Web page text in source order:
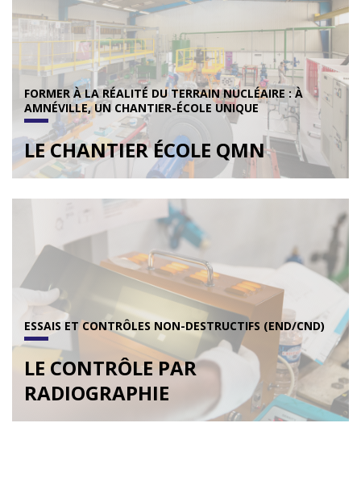
FORMER À LA RÉALITÉ DU TERRAIN NUCLÉAIRE : À
AMNÉVILLE, UN CHANTIER-ÉCOLE UNIQUE
LE CHANTIER ÉCOLE QMN
ESSAIS ET CONTRÔLES NON-DESTRUCTIFS (END/CND)
LE CONTRÔLE PAR
RADIOGRAPHIE